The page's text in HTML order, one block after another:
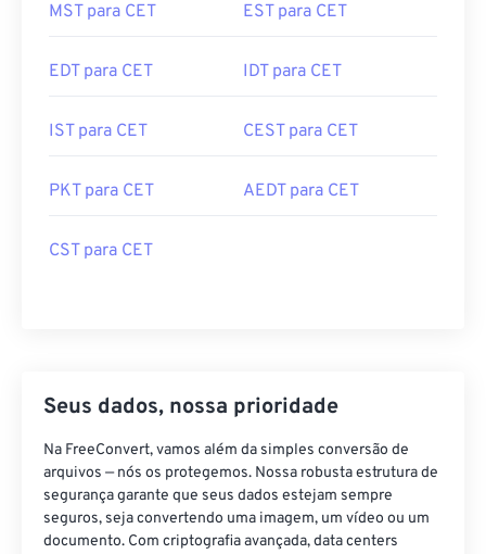
MST para CET EST para CET
EDT para CET IDT para CET
IST para CET CEST para CET
PKT para CET AEDT para CET
CST para CET
Seus dados, nossa prioridade
Na FreeConvert, vamos além da simples conversão de
arquivos — nós os protegemos. Nossa robusta estrutura de
segurança garante que seus dados estejam sempre
seguros, seja convertendo uma imagem, um vídeo ou um
documento. Com criptografia avançada, data centers